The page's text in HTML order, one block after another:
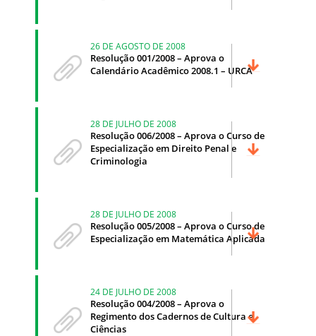
26 DE AGOSTO DE 2008
Resolução 001/2008 – Aprova o
Calendário Acadêmico 2008.1 – URCA
28 DE JULHO DE 2008
Resolução 006/2008 – Aprova o Curso de
Especialização em Direito Penal e
Criminologia
28 DE JULHO DE 2008
Resolução 005/2008 – Aprova o Curso de
Especialização em Matemática Aplicada
24 DE JULHO DE 2008
Resolução 004/2008 – Aprova o
Regimento dos Cadernos de Cultura e
Ciências